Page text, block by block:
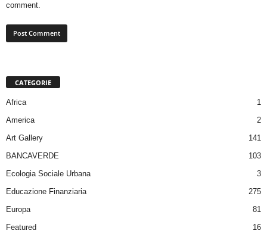
comment.
CATEGORIE
Africa
1
America
2
Art Gallery
141
BANCAVERDE
103
Ecologia Sociale Urbana
3
Educazione Finanziaria
275
Europa
81
Featured
16